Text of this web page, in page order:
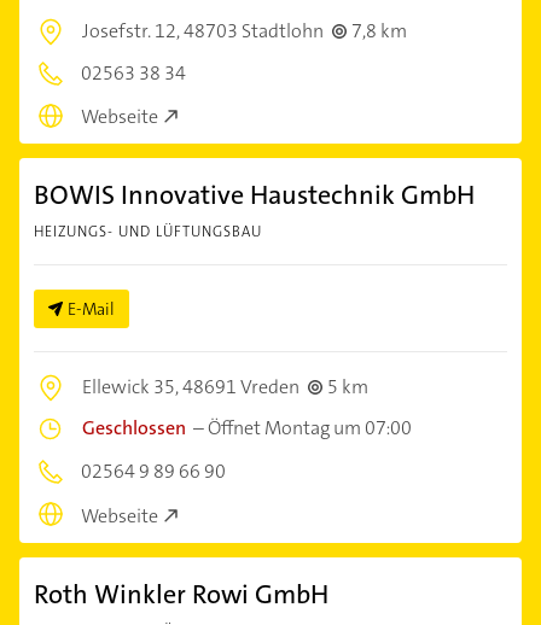
Josefstr. 12,48703 Stadtlohn
7,8 km
02563 38 34
Webseite
BOWIS Innovative Haustechnik GmbH
HEIZUNGS- UND LÜFTUNGSBAU
E-Mail
Ellewick 35,48691 Vreden
5 km
Geschlossen –Öffnet Montag um 07:00
02564 9 89 66 90
Webseite
Roth Winkler Rowi GmbH